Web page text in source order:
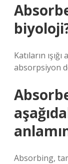
Katıların
absorpsiyon
Absorbing,